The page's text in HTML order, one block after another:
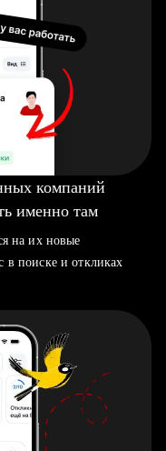
компаний
именно там
на их новые
в поиске и откликах